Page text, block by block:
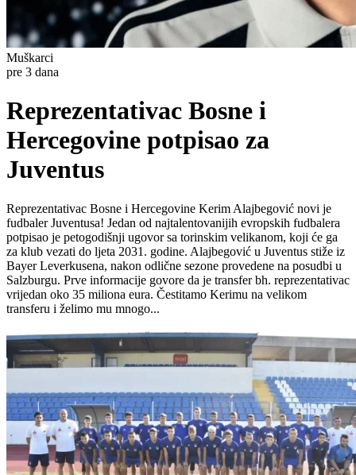
Muškarci
pre 3 dana
Reprezentativac Bosne i
Hercegovine potpisao za
Juventus
Reprezentativac Bosne i Hercegovine Kerim Alajbegović novi je
fudbaler Juventusa! Jedan od najtalentovanijih evropskih fudbalera
potpisao je petogodišnji ugovor sa torinskim velikanom, koji će ga
za klub vezati do ljeta 2031. godine. Alajbegović u Juventus stiže iz
Bayer Leverkusena, nakon odlične sezone provedene na posudbi u
Salzburgu. Prve informacije govore da je transfer bh. reprezentativac
vrijedan oko 35 miliona eura. Čestitamo Kerimu na velikom
transferu i želimo mu mnogo...